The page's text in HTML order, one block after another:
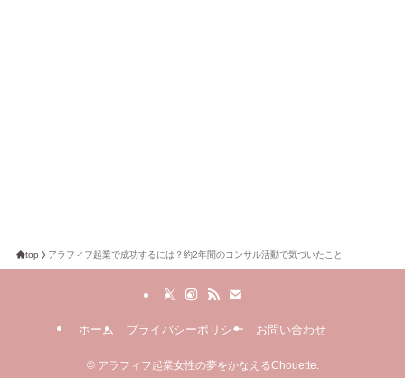
top アラフィフ起業で成功するには？約2年間のコンサル活動で気づいたこと
ホーム プライバシーポリシー お問い合わせ
©アラフィフ起業女性の夢をかなえるChouette.